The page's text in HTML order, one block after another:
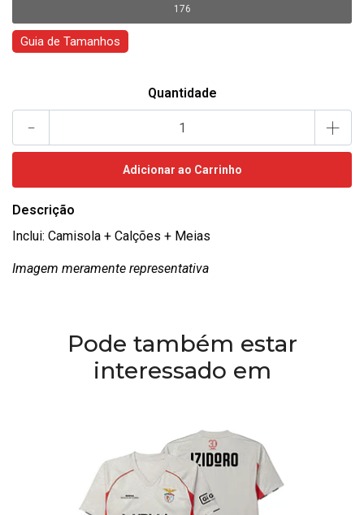
176
Guia de Tamanhos
Quantidade
- +
Descrição
Inclui: Camisola + Calções + Meias
Imagem meramente representativa
Pode também estar
interessado em